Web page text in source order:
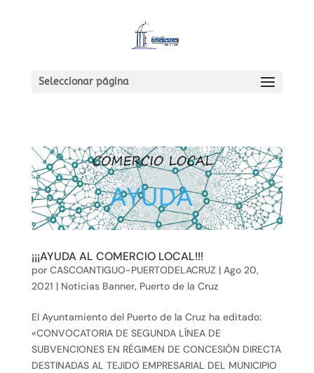
Seleccionar página
¡¡¡AYUDA AL COMERCIO LOCAL!!!
por CASCOANTIGUO-PUERTODELACRUZ | Ago 20,
2021 | Noticias Banner, Puerto de la Cruz
El Ayuntamiento del Puerto de la Cruz ha editado:
«CONVOCATORIA DE SEGUNDA LÍNEA DE
SUBVENCIONES EN RÉGIMEN DE CONCESIÓN DIRECTA
DESTINADAS AL TEJIDO EMPRESARIAL DEL MUNICIPIO